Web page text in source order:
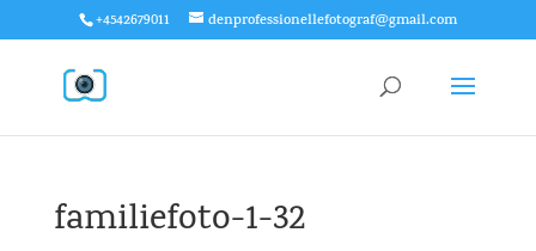
+4542679011 denprofessionellefotograf@gmail.com
familiefoto-1-32